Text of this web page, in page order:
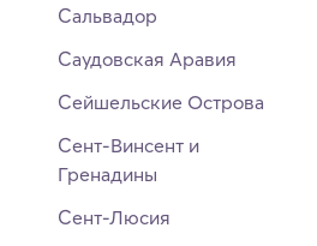
Сальвадор
Саудовская Аравия
Сейшельские Острова
Сент-Винсент и
Гренадины
Сент-Люсия